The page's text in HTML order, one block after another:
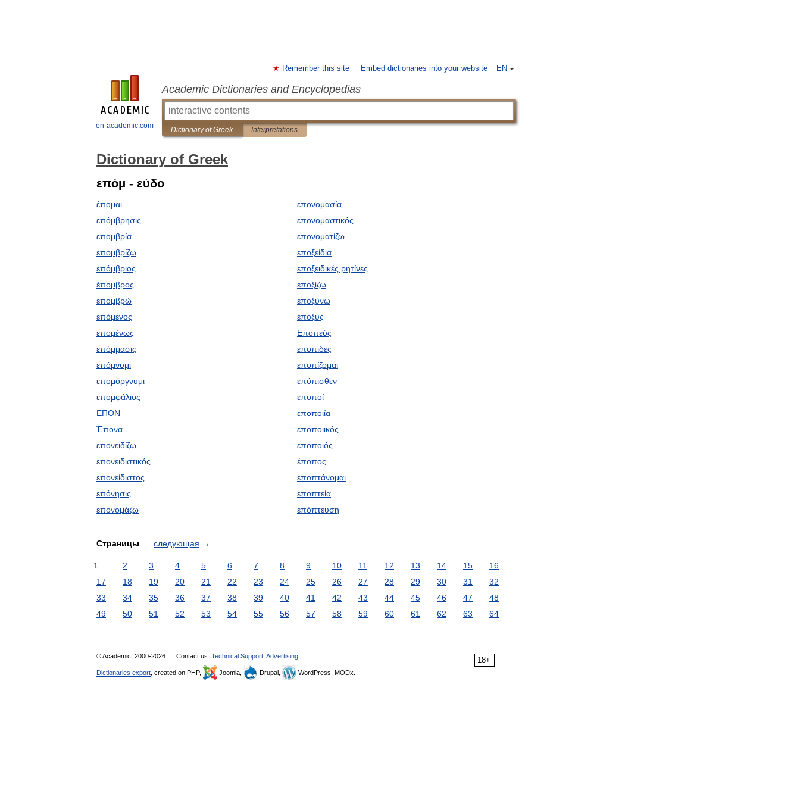
en-academic.com
EN
Remember this site Embed dictionaries into your website
Academic Dictionaries and Encyclopedias
Dictionary of Greek Interpretations
Dictionary of Greek
επόμ - εύδο
έπομαι
επόμβρησις
επομβρία
επομβρίζω
επόμβριος
έπομβρος
επομβρώ
επόμενος
επομένως
επόμμασις
επόμνυμι
επομόργνυμι
επομφάλιος
ΕΠΟΝ
Έπονα
επονειδίζω
επονειδιστικός
επονείδιστος
επόνησις
επονομάζω
επονομασία
επονομαστικός
επονοματίζω
εποξείδια
εποξειδικές ρητίνες
εποξίζω
εποξύνω
έποξυς
Εποπεύς
εποπίδες
εποπίζομαι
επόπισθεν
εποποί
εποποιία
εποποιικός
εποποιός
έποπος
εποπτάνομαι
εποπτεία
επόπτευση
Страницы следующая →
1 2 3 4 5 6 7 8 9 10 11 12 13 14 15
16
17
18 19 20 21 22 23 24 25 26 27 28 29 30 31
32
33
34 35 36 37 38 39 40 41 42 43 44 45 46 47
48
49
50 51 52 53 54 55 56 57 58 59 60 61 62 63 64
18+
© Academic, 2000-2026 Contact us: Technical Support Advertising
Dictionaries export , created on PHP, Joomla, Drupal, WordPress, MODx.